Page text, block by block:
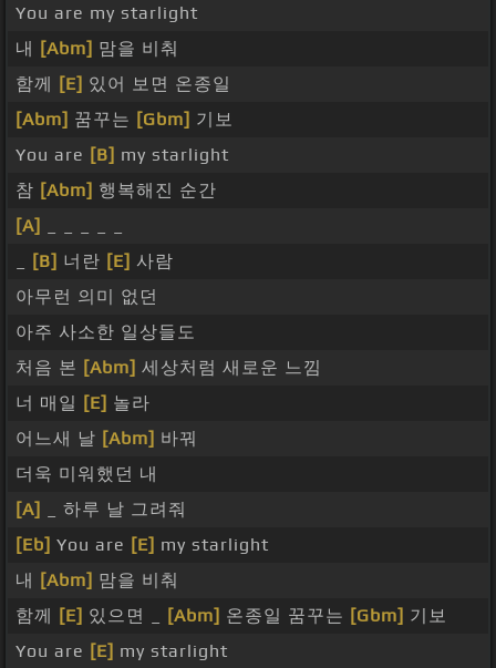
You are my starlight
내
[Abm] 맘을 비춰
함께
[E] 있어 보면 온종일
[Abm] 꿈꾸는 [Gbm] 기보
You are [B] my starlight
참 [Abm] 행복해진 순간
[A]
[B] 너란 [E] 사람
아무런 의미 없던
아주 사소한 일상들도
처음 본 [Abm] 세상처럼 새로운 느낌
너 매일 [E] 놀라
어느새 날 [Abm] 바꿔
더욱 미워했던 내
[A]
_ 하루 날 그려줘
[Eb] You are [E] my starlight
내
[Abm] 맘을 비춰
함께
[E] 있으면 _ [Abm] 온종일 꿈꾸는 [Gbm] 기보
You are [E] my starlight